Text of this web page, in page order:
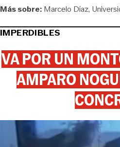
Más sobre: Marcelo Díaz
IMPERDIBLES
VA POR UN
AMPARO